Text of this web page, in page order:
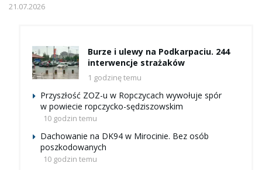
21.07.2026
Burze i ulewy na Podkarpaciu. 244
interwencje strażaków
1 godzinę temu
Przyszłość ZOZ-u w Ropczycach wywołuje spór
w powiecie ropczycko-sędziszowskim
10 godzin temu
Dachowanie na DK94 w Mirocinie. Bez osób
poszkodowanych
10 godzin temu